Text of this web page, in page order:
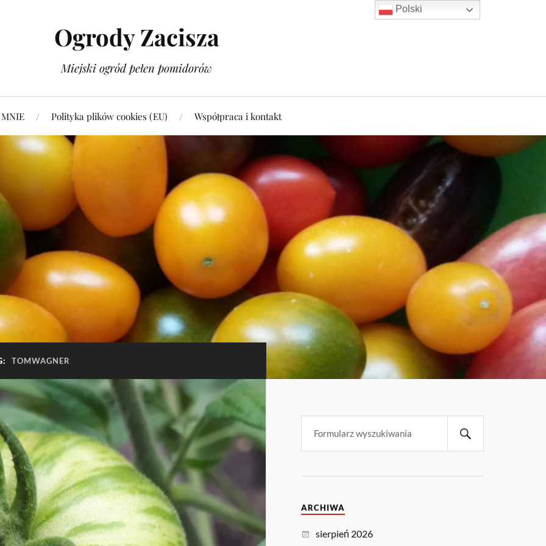
Ogrody Zacisza
Miejski ogród pełen pomidorów
Polityka plików cookies (EU) Współpraca i kontakt
TOMWAGNER
ARCHIWA
sierpień 2026
Polski